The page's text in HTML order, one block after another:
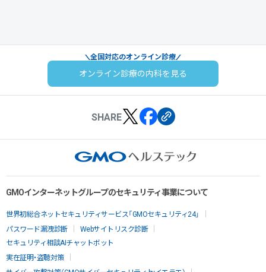
全国対応のオンライン診療
オンライン診療の内科を見る
SHARE
GMOインターネットグループのセキュリティ事業について
世界初総合ネットセキュリティサービス「GMOセキュリティ24」
パスワード漏洩診断
Webサイトリスク診断
セキュリティ相談AIチャットボット
実在証明・盗聴対策